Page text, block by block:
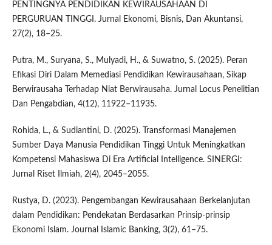
PENTINGNYA PENDIDIKAN KEWIRAUSAHAAN DI
PERGURUAN TINGGI. Jurnal Ekonomi, Bisnis, Dan Akuntansi,
27(2), 18–25.
Putra, M., Suryana, S., Mulyadi, H., & Suwatno, S. (2025). Peran
Efikasi Diri Dalam Memediasi Pendidikan Kewirausahaan, Sikap
Berwirausaha Terhadap Niat Berwirausaha. Jurnal Locus Penelitian
Dan Pengabdian, 4(12), 11922–11935.
Rohida, L., & Sudiantini, D. (2025). Transformasi Manajemen
Sumber Daya Manusia Pendidikan Tinggi Untuk Meningkatkan
Kompetensi Mahasiswa Di Era Artificial Intelligence. SINERGI:
Jurnal Riset Ilmiah, 2(4), 2045–2055.
Rustya, D. (2023). Pengembangan Kewirausahaan Berkelanjutan
dalam Pendidikan: Pendekatan Berdasarkan Prinsip-prinsip
Ekonomi Islam. Journal Islamic Banking, 3(2), 61–75.